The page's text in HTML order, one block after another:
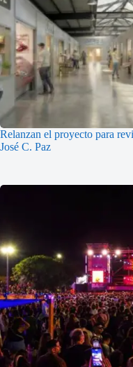
Relanzan el proyecto para
José C. Paz